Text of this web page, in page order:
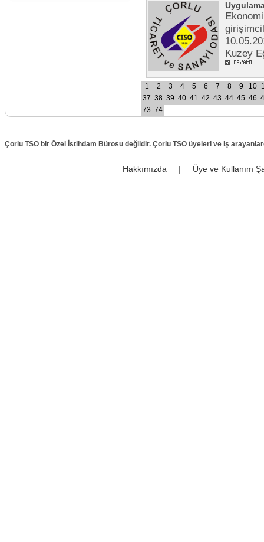
Kuzey
1 2 3 4 5 6 7 8 9 10
37 38 39 40 41 42 43 44 45 46
73 74
Çorlu TSO bir Özel İstihdam Bürosu değildir. Çorlu TSO üyeleri ve iş
Hakkımızda | Üye ve Kullanım